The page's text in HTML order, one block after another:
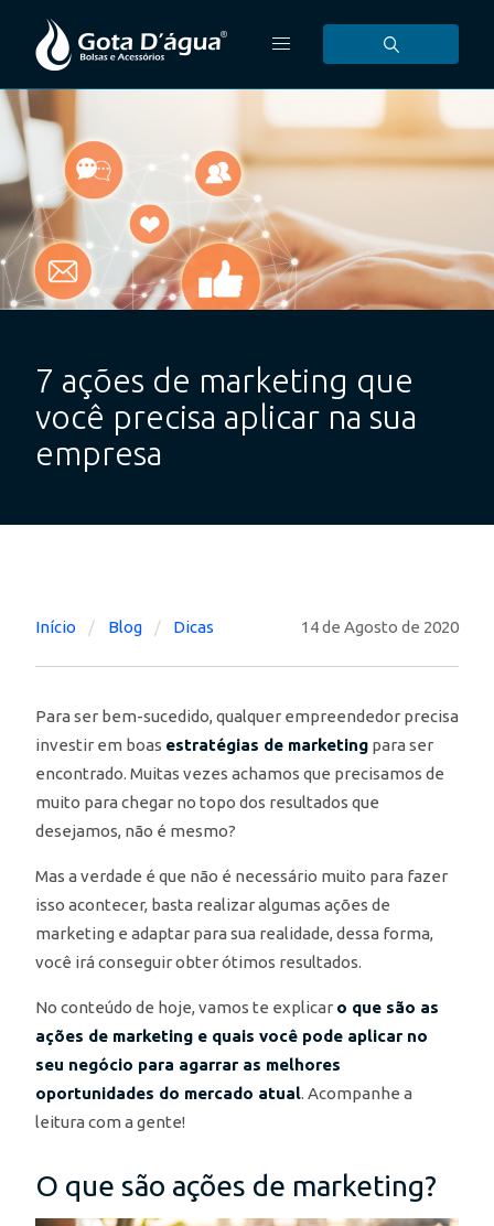
7 ações de marketing que
você precisa aplicar na sua
empresa
Início Blog Dicas 14 de Agosto de 2020
Para ser bem-sucedido, qualquer empreendedor precisa
investir em boas estratégias de marketing para ser
encontrado. Muitas vezes achamos que precisamos de
muito para chegar no topo dos resultados que
desejamos, não é mesmo?
Mas a verdade é que não é necessário muito para fazer
isso acontecer, basta realizar algumas ações de
marketing e adaptar para sua realidade, dessa forma,
você irá conseguir obter ótimos resultados.
No conteúdo de hoje, vamos te explicar o que são as
ações de marketing e quais você pode aplicar no
seu negócio para agarrar as melhores
oportunidades do mercado atual. Acompanhe a
leitura com a gente!
O que são ações de marketing?